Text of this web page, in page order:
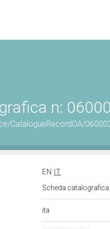
n:
CatalogueRecordOA/
EN
IT
Scheda
ita